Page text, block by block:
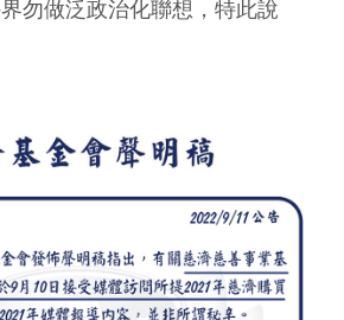
勿做泛政治化聯想，特此說